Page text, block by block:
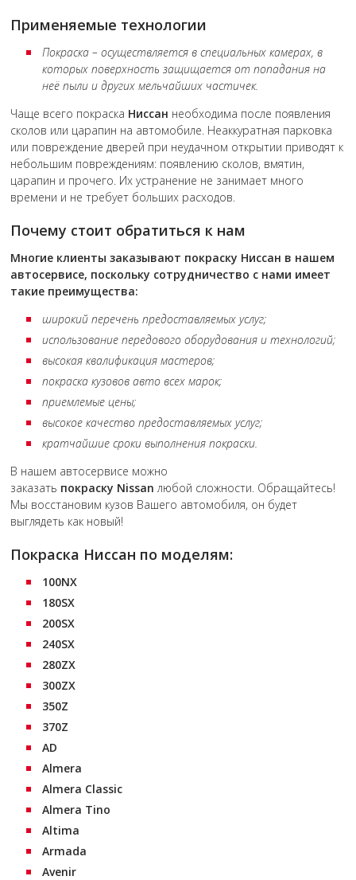
Применяемые технологии
Покраска – осуществляется в специальных камерах, в
которых поверхность защищается от попадания на
неё пыли и других мельчайших частичек.
Чаще всего покраска Ниссан необходима после появления
сколов или царапин на автомобиле. Неаккуратная парковка
или повреждение дверей при неудачном открытии приводят к
небольшим повреждениям: появлению сколов, вмятин,
царапин и прочего. Их устранение не занимает много
времени и не требует больших расходов.
Почему стоит обратиться к нам
Многие клиенты заказывают покраску Ниссан в нашем
автосервисе, поскольку сотрудничество с нами имеет
такие преимущества:
широкий перечень предоставляемых услуг;
использование передового оборудования и технологий;
высокая квалификация мастеров;
покраска кузовов авто всех марок;
приемлемые цены;
высокое качество предоставляемых услуг;
кратчайшие сроки выполнения покраски.
В нашем автосервисе можно
заказать покраску Nissan любой сложности. Обращайтесь!
Мы восстановим кузов Вашего автомобиля, он будет
выглядеть как новый!
Покраска Ниссан по моделям:
100NX
180SX
200SX
240SX
280ZX
300ZX
350Z
370Z
AD
Almera
Almera Classic
Almera Tino
Altima
Armada
Avenir